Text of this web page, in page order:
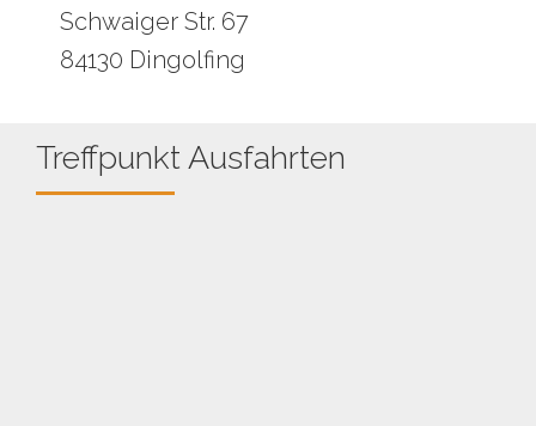
Schwaiger Str. 67
84130 Dingolfing
Treffpunkt Ausfahrten